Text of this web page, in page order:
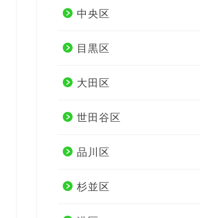
中央区
目黒区
大田区
世田谷区
品川区
杉並区